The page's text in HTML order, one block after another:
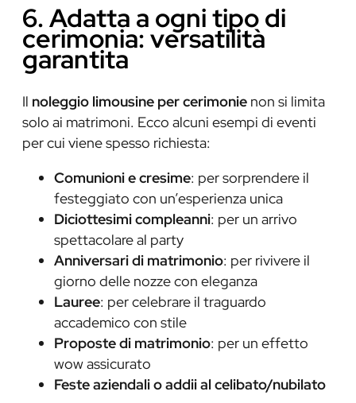
6. Adatta a ogni tipo di
cerimonia: versatilità
garantita
Il noleggio limousine per cerimonie non si limita
solo ai matrimoni. Ecco alcuni esempi di eventi
per cui viene spesso richiesta:
Comunioni e cresime: per sorprendere il
festeggiato con un’esperienza unica
Diciottesimi compleanni: per un arrivo
spettacolare al party
Anniversari di matrimonio: per rivivere il
giorno delle nozze con eleganza
Lauree: per celebrare il traguardo
accademico con stile
Proposte di matrimonio: per un effetto
wow assicurato
Feste aziendali o addii al celibato/nubilato